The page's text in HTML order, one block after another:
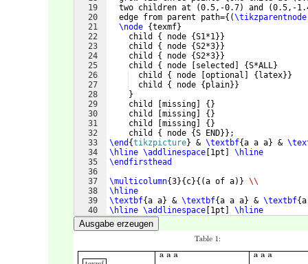
19
20
21
22
23
24
25
26
27
28
29
30
31
32
33
34
35
36
37
38
39
40
41
  two children at
(0.5,-0.7) and (0.5,-
  edge from parent path=
{(\tikzparentnode
\node {texmf}
    child
{ node {S1*1}}
    child
{ node {S2*3}}
    child
{ node {S2*3}}
    child
{ node selected {S*ALL}
  child
{ node optional { latex}}
  child
{ node { plain}}
}
    child
missing { }
    child
missing { }
    child
missing { }
    child
{ node {S END}} ;
\end {tikzpicture} & \textbf{a a a} &
\hline \addlinespace 1pt
\hline
\endfirsthead
\multicolumn{3}{ c}{(a of a)} \\
\hline
\textbf{a a} & \textbf{a a a} & \textbf{
\hline \addlinespace 1pt
\hline
\endhead
Ausgabe erzeugen